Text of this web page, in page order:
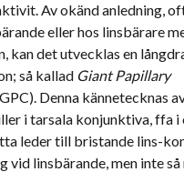
Av okänd anledning,
eller hos linsbärare
kan det utvecklas en
så kallad Giant Papillary
Denna kännetecknas
i tarsala konjunktiva, ffa i
leder till bristande lins-
vid linsbärande, men inte